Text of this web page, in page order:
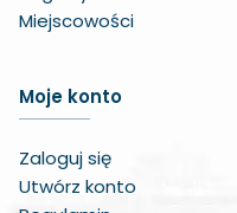
Miejscowości
Moje konto
Zaloguj się
Utwórz konto